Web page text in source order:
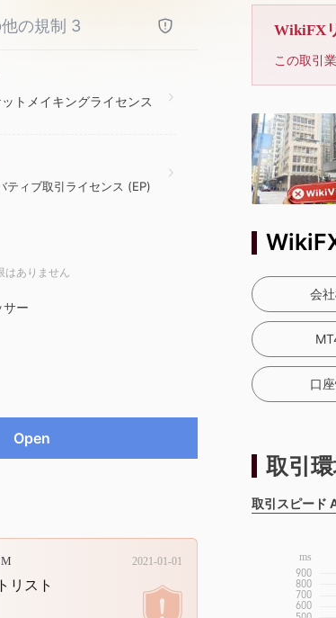
7
の規制 3
トメイキングライセンス
ティブ取引ライセンス (EP)
はありません
サー
Open
2021-01-01
リスト
WikiFX
WikiFX
AUS
香港
会
口
取引
取引スピード